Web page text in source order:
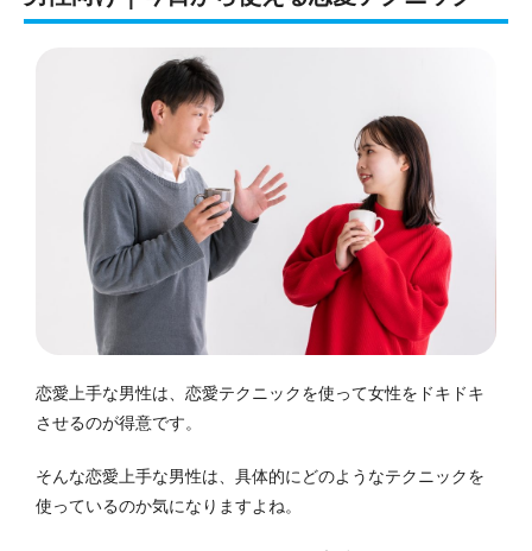
恋愛上手な男性は、恋愛テクニックを使って女性をドキドキ
させるのが得意です。
そんな恋愛上手な男性は、具体的にどのようなテクニックを
使っているのか気になりますよね。